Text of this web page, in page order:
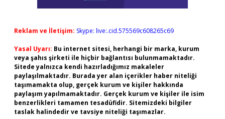
Reklam ve İletişim: Skype: live:.cid.575569c608265c69
Yasal Uyarı: Bu internet sitesi, herhangi bir marka, kurum
veya şahıs şirketi ile hiçbir bağlantısı bulunmamaktadır.
Sitede yalnızca kendi hazırladığımız makaleler
paylaşılmaktadır. Burada yer alan içerikler haber niteliği
taşımamakta olup, gerçek kurum ve kişiler hakkında
paylaşım yapılmamaktadır. Gerçek kurum ve kişiler ile isim
benzerlikleri tamamen tesadüfidir. Sitemizdeki bilgiler
taslak halindedir ve tavsiye niteliği taşımazlar.